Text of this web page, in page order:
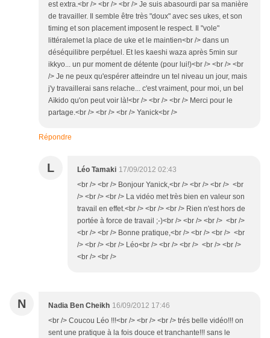
est extra.<br /> <br /> <br /> Je suis abasourdi par sa manière
de travailler. Il semble être très "doux" avec ses ukes, et son
timing et son placement imposent le respect. Il "vole"
littéralemet la place de uke et le maintien<br /> dans un
déséquilibre perpétuel. Et les kaeshi waza après 5min sur
ikkyo... un pur moment de détente (pour lui!)<br /> <br /> <br
/> Je ne peux qu'espérer atteindre un tel niveau un jour, mais
j'y travaillerai sans relache... c'est vraiment, pour moi, un bel
Aïkido qu'on peut voir là!<br /> <br /> <br /> Merci pour le
partage.<br /> <br /> <br /> Yanick<br />
Répondre
L Léo Tamaki 17/09/2012 02:43
<br /> <br /> Bonjour Yanick,<br /> <br /> <br /> <br
/> <br /> <br /> La vidéo met très bien en valeur son
travail en effet.<br /> <br /> <br /> Rien n'est hors de
portée à force de travail ;-)<br /> <br /> <br /> <br />
<br /> <br /> Bonne pratique,<br /> <br /> <br /> <br
/> <br /> <br /> Léo<br /> <br /> <br /> <br /> <br />
<br /> <br />
N Nadia Ben Cheikh 16/09/2012 17:46
<br /> Coucou Léo !!!<br /> <br /> <br /> trés belle vidéo!!! on
sent une pratique à la fois douce et tranchante!!! sans le